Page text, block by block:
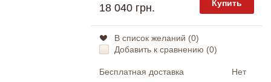
18 040 грн. Купить
В список желаний (0)
Добавить к сравнению (0)
Бесплатная доставка Нет